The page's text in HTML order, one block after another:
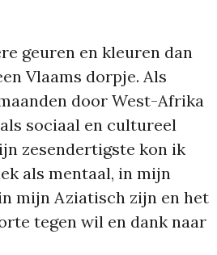
geuren en kleuren dan
Vlaams dorpje. Als
door West-Afrika
sociaal en cultureel
zesendertigste kon ik
als mentaal, in mijn
mijn Aziatisch zijn en het
tegen wil en dank naar